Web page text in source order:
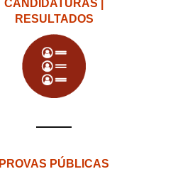
CANDIDATURAS |
RESULTADOS
PROVAS PÚBLICAS